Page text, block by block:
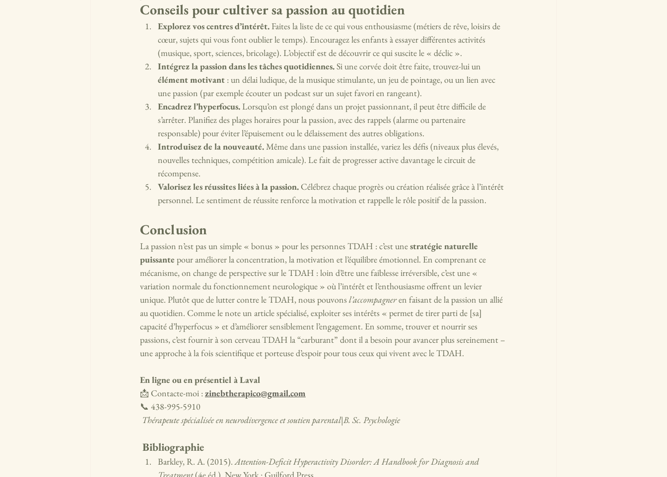
Conseils pour cultiver sa passion au quotidien
Explorez vos centres d’intérêt. Faites la liste de ce qui vous enthousiasme (métiers de rêve, loisirs de
cœur, sujets qui vous font oublier le temps). Encouragez les enfants à essayer différentes activités
(musique, sport, sciences, bricolage). L’objectif est de découvrir ce qui suscite le « déclic ».
Intégrez la passion dans les tâches quotidiennes. Si une corvée doit être faite, trouvez-lui un
élément motivant : un délai ludique, de la musique stimulante, un jeu de pointage, ou un lien avec
une passion (par exemple écouter un podcast sur un sujet favori en rangeant).
Encadrez l’hyperfocus. Lorsqu’on est plongé dans un projet passionnant, il peut être difficile de
s’arrêter. Planifiez des plages horaires pour la passion, avec des rappels (alarme ou partenaire
responsable) pour éviter l’épuisement ou le délaissement des autres obligations.
Introduisez de la nouveauté. Même dans une passion installée, variez les défis (niveaux plus élevés,
nouvelles techniques, compétition amicale). Le fait de progresser active davantage le circuit de
récompense.
Valorisez les réussites liées à la passion. Célébrez chaque progrès ou création réalisée grâce à l’intérêt
personnel. Le sentiment de réussite renforce la motivation et rappelle le rôle positif de la passion.
Conclusion
La passion n’est pas un simple « bonus » pour les personnes TDAH : c’est une stratégie naturelle
puissante pour améliorer la concentration, la motivation et l’équilibre émotionnel. En comprenant ce
mécanisme, on change de perspective sur le TDAH : loin d’être une faiblesse irréversible, c’est une «
variation normale du fonctionnement neurologique » où l’intérêt et l’enthousiasme offrent un levier
unique. Plutôt que de lutter contre le TDAH, nous pouvons l’accompagner en faisant de la passion un allié
au quotidien. Comme le note un article spécialisé, exploiter ses intérêts « permet de tirer parti de [sa]
capacité d’hyperfocus » et d’améliorer sensiblement l’engagement. En somme, trouver et nourrir ses
passions, c’est fournir à son cerveau TDAH la “carburant” dont il a besoin pour avancer plus sereinement –
une approche à la fois scientifique et porteuse d’espoir pour tous ceux qui vivent avec le TDAH.
En ligne ou en présentiel à Laval
📩 Contacte-moi : zinebtherapico@gmail.com
📞 438-995-5910
Thérapeute spécialisée en neurodivergence et soutien parental|B. Sc. Psychologie
Bibliographie
Barkley, R. A. (2015). Attention-Deficit Hyperactivity Disorder: A Handbook for Diagnosis and